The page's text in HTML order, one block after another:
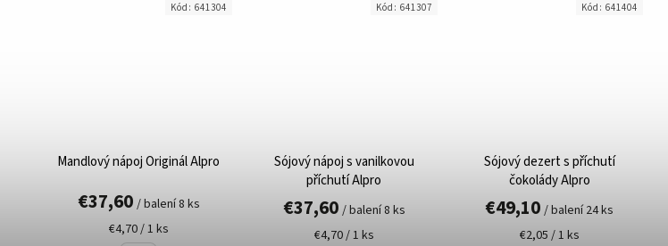
Mandlový nápoj Originál Alpro
€37,60 / balení 8 ks
€4,70 / 1 ks
Kód: 641304
Sójový nápoj s vanilkovou
příchutí Alpro
€37,60 / balení 8 ks
€4,70 / 1 ks
Kód: 641307
Sójový dezert s příchutí
čokolády Alpro
€49,10 / balení 24 ks
€2,05 / 1 ks
Kód: 641404